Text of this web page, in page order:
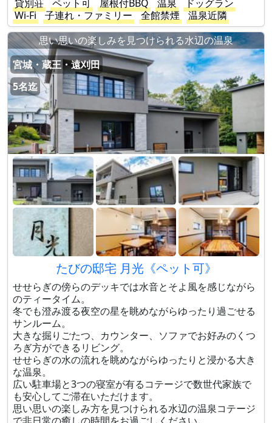
貸別荘 ペット可 屋根付BBQ 温泉
ドッグラン
Wi-Fi
子連れ・ファミリー 全館禁煙
温泉近隣
思い思いの楽しみを見つけられる水辺の温泉
宮城・蔵王・遠刈田
5名迄
たびの邸宅 月光《ペット可》
せせらぎの傍らのデッキでは水音とそよ風を感じながら
のティータイム。
冬でも澄み渡る夜空の星を眺めながらゆったり過ごせる
サンルーム。
大きな掘りごたつ、カウンター、ソファでお好みのくつ
ろぎ方ができるリビング。
せせらぎの水の流れを眺めながらゆったりと浸かる大き
な温泉。
広い駐車場と3つの寝室が有るコテージで数世代家族で
も安心してご滞在いただけます。
思い思いの楽しみ方を見つけられる水辺の温泉コテージ